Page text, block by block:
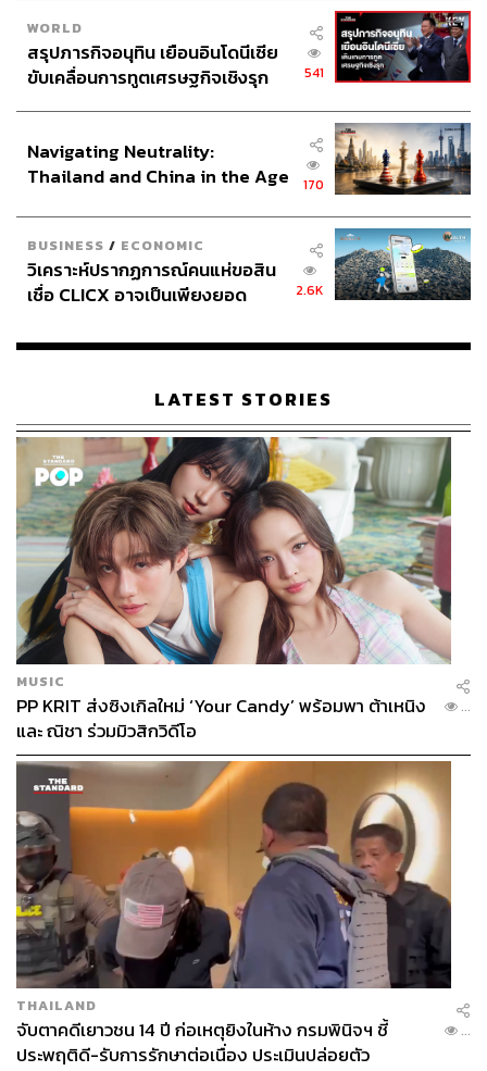
WORLD
สรุปภารกิจอนุทิน เยือนอินโดนีเซีย
ขับเคลื่อนการทูตเศรษฐกิจเชิงรุก
541
Navigating Neutrality:
Thailand and China in the Age
170
BUSINESS / ECONOMIC
วิเคราะห์ปรากฏการณ์คนแห่ขอสิน
เชื่อ CLICX อาจเป็นเพียงยอด
เรือนไทยที่ถูกซุกไว้
2.6K
LATEST STORIES
MUSIC
PP KRIT ส่งซิงเกิลใหม่ ‘Your Candy’ พร้อมพา ต้าเหนิง
และ ณิชา ร่วมมิวสิกวิดีโอ
...
THAILAND
จับตาคดีเยาวชน 14 ปี ก่อเหตุยิงในห้าง กรมพินิจฯ ชี้
ประพฤติดี-รับการรักษาต่อเนื่อง ประเมินปล่อยตัว
...